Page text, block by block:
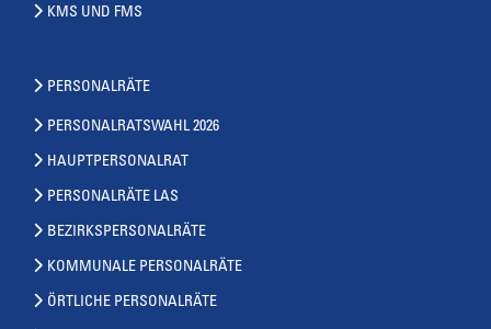
KMS UND FMS
PERSONALRÄTE
PERSONALRATSWAHL 2026
HAUPTPERSONALRAT
PERSONALRÄTE LAS
BEZIRKSPERSONALRÄTE
KOMMUNALE PERSONALRÄTE
ÖRTLICHE PERSONALRÄTE